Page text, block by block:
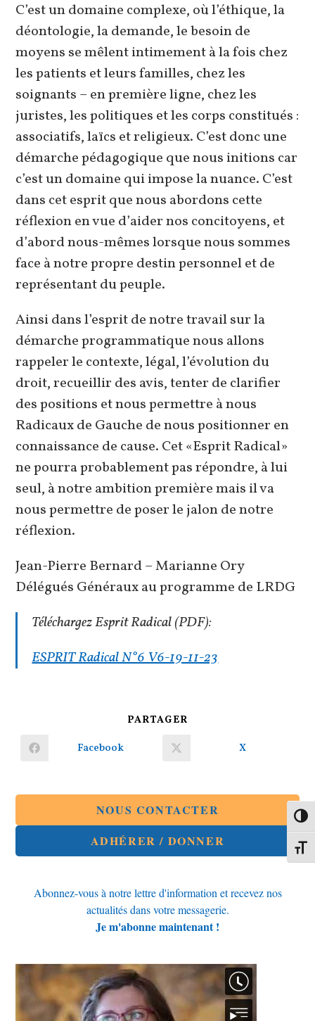
C’est un domaine complexe, où l’éthique, la
déontologie, la demande, le besoin de
moyens se mêlent intimement à la fois chez
les patients et leurs familles, chez les
soignants – en première ligne, chez les
juristes, les politiques et les corps constitués :
associatifs, laïcs et religieux. C’est donc une
démarche pédagogique que nous initions car
c’est un domaine qui impose la nuance. C’est
dans cet esprit que nous abordons cette
réflexion en vue d’aider nos concitoyens, et
d’abord nous-mêmes lorsque nous sommes
face à notre propre destin personnel et de
représentant du peuple.
Ainsi dans l’esprit de notre travail sur la
démarche programmatique nous allons
rappeler le contexte, légal, l’évolution du
droit, recueillir des avis, tenter de clarifier
des positions et nous permettre à nous
Radicaux de Gauche de nous positionner en
connaissance de cause. Cet «Esprit Radical»
ne pourra probablement pas répondre, à lui
seul, à notre ambition première mais il va
nous permettre de poser le jalon de notre
réflexion.
Jean-Pierre Bernard – Marianne Ory
Délégués Généraux au programme de LRDG
Téléchargez Esprit Radical (PDF):
ESPRIT Radical N°6 V6-19-11-23
PARTAGER
Ouvrir
fenêtre
Facebook Ouvrir
fenêtre
X
NOUS CONTACTER
ADHÉRER / DONNER
Abonnez-vous à notre lettre d'information et recevez nos
actualités dans votre messagerie.
Je m'abonne maintenant !